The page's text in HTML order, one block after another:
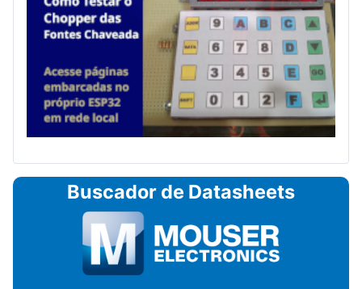
Buscador de Datasheets